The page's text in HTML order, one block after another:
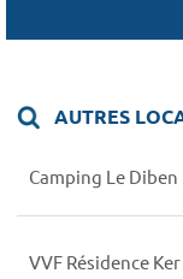
AUTRES
Camping Le Diben
VVF Résidence